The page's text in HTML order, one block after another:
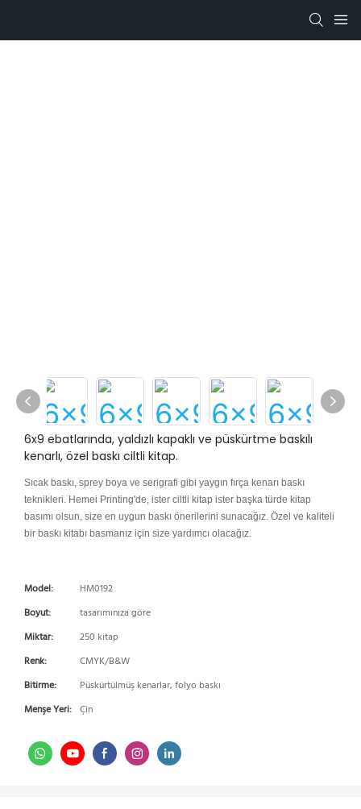
6x9 ebatlarında, yaldızlı kapaklı ve püskürtme baskılı
kenarlı, özel baskı ciltli kitap.
Sıcak baskı, sprey boya ve serigrafi gibi yaygın fırça kenarı baskı
teknikleri. Hemei Printing'de, ister ciltli kitap ister başka türde kitap
basımı olsun, size en uygun baskı önerilerini sunacağız. Özel ve kaliteli
bir baskı kitabı basmanız için size yardımcı olacağız.
Model:
HM0192
Boyut:
tasarımınıza göre
Miktar:
250 kitap
Renk:
CMYK/B&W
Bitirme:
Püskürtülmüş kenarlar, folyo baskı
Menşe Yeri: Çin